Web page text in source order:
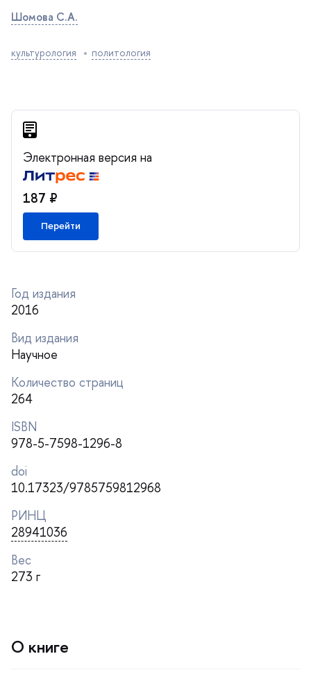
Шомова С.А.
культурология политология
Электронная версия на
187 ₽
Перейти
Год издания
2016
ид издания
Научное
Количество страниц
264
ISBN
978-5-7598-1296-8
doi
10.17323/9785759812968
РИНЦ
28941036
ес
273
О книге